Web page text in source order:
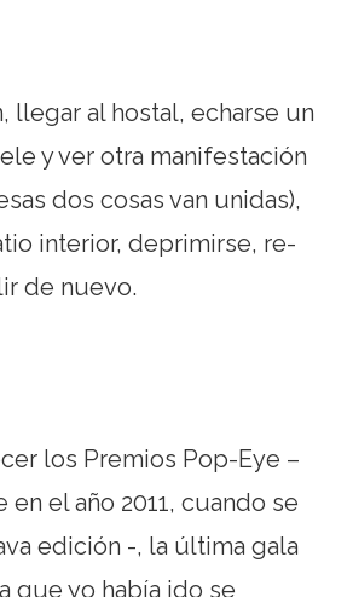
llegar al hostal, echarse un
y ver otra manifestación
dos cosas van unidas),
interior, deprimirse, re-
de nuevo.
los Premios Pop-Eye –
el año 2011, cuando se
edición -, la última gala
que yo había ido se